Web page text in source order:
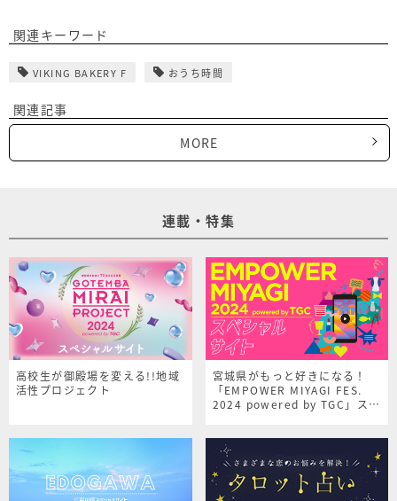
関連キーワード
VIKING BAKERY F おうち時間
関連記事
MORE
連載・特集
高校生が御殿場を変える!!地域
活性プロジェクト
宮城県がもっと好きになる！
「EMPOWER MIYAGI FES.
2024 powered by TGC」スペ